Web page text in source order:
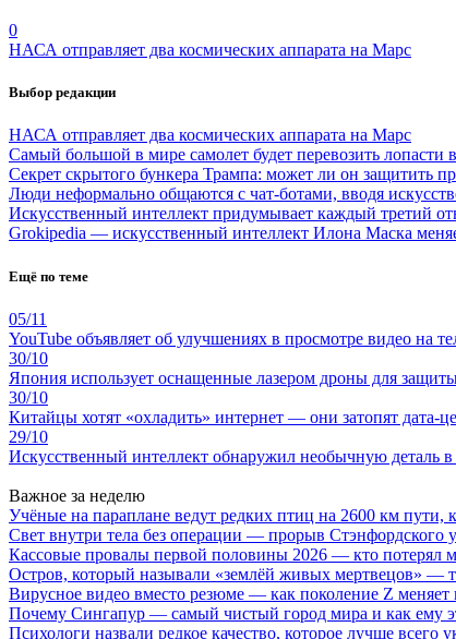
0
НАСА отправляет два космических аппарата на Марс
Выбор редакции
НАСА отправляет два космических аппарата на Марс
Самый большой в мире самолет будет перевозить лопасти
Секрет скрытого бункера Трампа: может ли он защитить
Люди неформально общаются с чат-ботами, вводя
Искусственный интеллект придумывает каждый третий
Grokipedia — искусственный интеллект Илона Маска
Ещё по теме
05/11
YouTube объявляет об улучшениях в просмотре видео на
30/10
Япония использует оснащенные лазером дроны для
30/10
Китайцы хотят «охладить» интернет — они затопят дата-
29/10
Искусственный интеллект обнаружил необычную деталь в
Важное за неделю
Учёные на параплане ведут редких птиц на 2600 км пути,
Свет внутри тела без операции — прорыв Стэнфордского
Кассовые провалы первой половины 2026 — кто потерял
Остров, который называли «землёй живых мертвецов» —
Вирусное видео вместо резюме — как поколение Z меняет
Почему Сингапур — самый чистый город мира и как ему
Психологи назвали редкое качество, которое лучше всего